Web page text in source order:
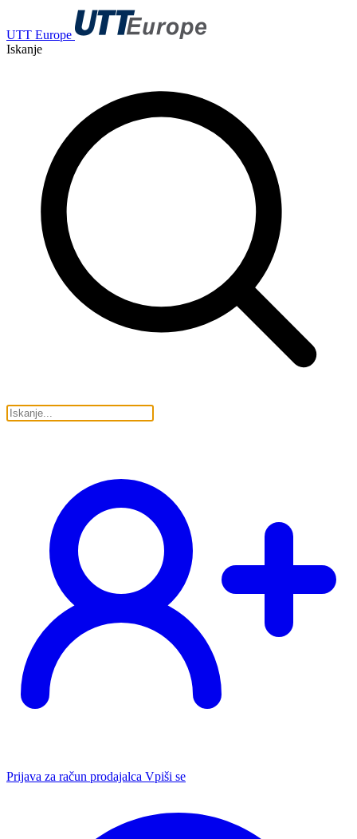
UTT Europe
Iskanje
Prijava za račun prodajalca Vpiši se